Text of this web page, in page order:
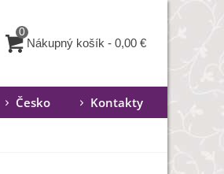
0
Nákupný košík - 0,00 €
Česko Kontakty